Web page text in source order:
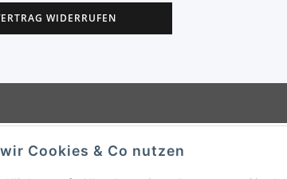
Cookies & Co nutzen
WIDERRUFEN